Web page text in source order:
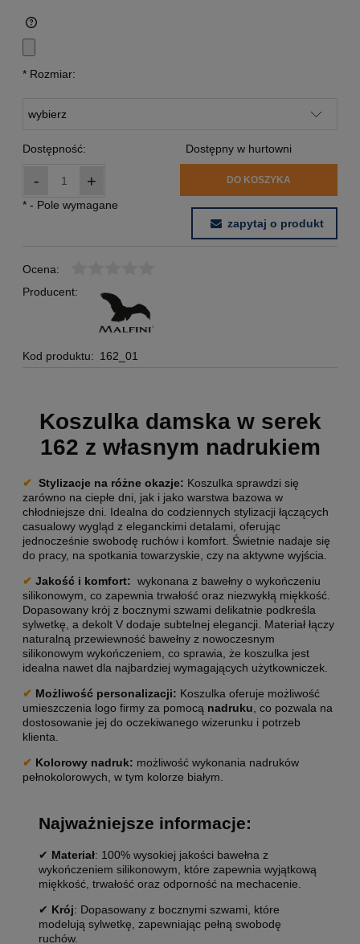
* Rozmiar:
Dostępność: Dostępny w hurtowni
- + DO KOSZYKA
* - Pole wymagane
zapytaj o produkt
Ocena:
Producent:
Kod produktu: 162_01
Koszulka damska w serek
162 z własnym nadrukiem
✔ Stylizacje na różne okazje: Koszulka sprawdzi się
zarówno na ciepłe dni, jak i jako warstwa bazowa w
chłodniejsze dni. Idealna do codziennych stylizacji łączących
casualowy wygląd z eleganckimi detalami, oferując
jednocześnie swobodę ruchów i komfort. Świetnie nadaje się
do pracy, na spotkania towarzyskie, czy na aktywne wyjścia.
✔ Jakość i komfort: wykonana z bawełny o wykończeniu
silikonowym, co zapewnia trwałość oraz niezwykłą miękkość.
Dopasowany krój z bocznymi szwami delikatnie podkreśla
sylwetkę, a dekolt V dodaje subtelnej elegancji. Materiał łączy
naturalną przewiewność bawełny z nowoczesnym
silikonowym wykończeniem, co sprawia, że koszulka jest
idealna nawet dla najbardziej wymagających użytkowniczek.
✔ Możliwość personalizacji: Koszulka oferuje możliwość
umieszczenia logo firmy za pomocą nadruku , co pozwala na
dostosowanie jej do oczekiwanego wizerunku i potrzeb
klienta.
✔ Kolorowy nadruk: możliwość wykonania nadruków
pełnokolorowych, w tym kolorze białym.
Najważniejsze informacje:
✔ Materiał: 100% wysokiej jakości bawełna z
wykończeniem silikonowym, które zapewnia wyjątkową
miękkość, trwałość oraz odporność na mechacenie.
✔ Krój: Dopasowany z bocznymi szwami, które
modelują sylwetkę, zapewniając pełną swobodę
ruchów.